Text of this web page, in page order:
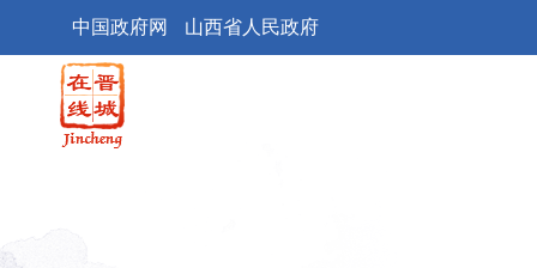
中国政府网 山西省人民政府